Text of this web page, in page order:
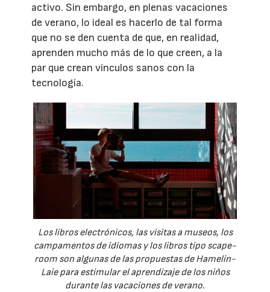
activo. Sin embargo, en plenas vacaciones
de verano, lo ideal es hacerlo de tal forma
que no se den cuenta de que, en realidad,
aprenden mucho más de lo que creen, a la
par que crean vínculos sanos con la
tecnología.
Los libros electrónicos, las visitas a museos, los
campamentos de idiomas y los libros tipo scape-
room son algunas de las propuestas de Hamelin-
Laie para estimular el aprendizaje de los niños
durante las vacaciones de verano.